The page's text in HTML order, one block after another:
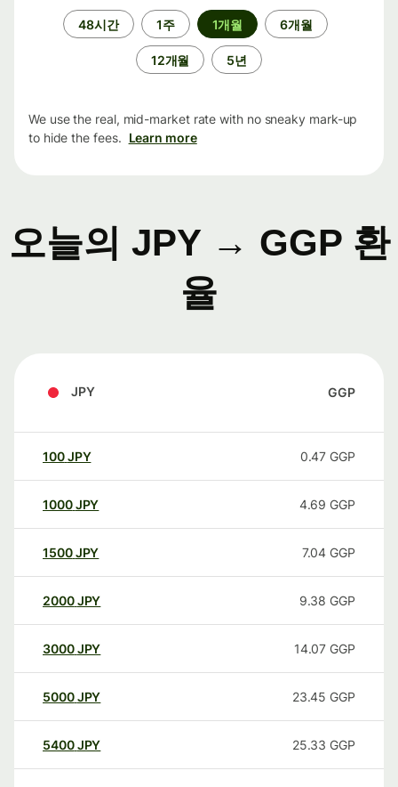
48시간 1주 1개월 6개월
12개월 5년
We use the real, mid-market rate with no sneaky mark-up
to hide the fees. Learn more
오늘의 JPY → GGP 환
율
JPY GGP
100JPY 0.47 GGP
1000JPY 4.69 GGP
1500JPY 7.04 GGP
2000JPY 9.38 GGP
3000JPY 14.07 GGP
5000JPY 23.45 GGP
5400JPY 25.33 GGP